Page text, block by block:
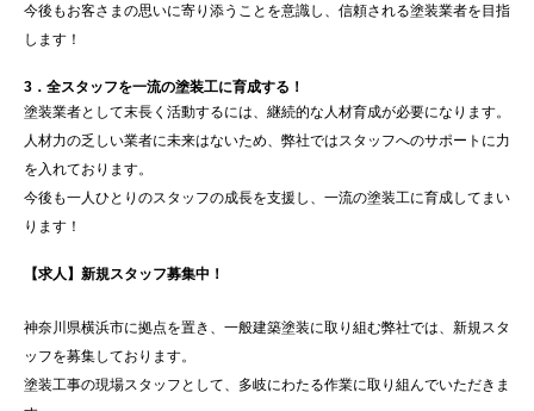
今後もお客さまの思いに寄り添うことを意識し、信頼される塗装業者を目指
します！
3．全スタッフを一流の塗装工に育成する！
塗装業者として末長く活動するには、継続的な人材育成が必要になります。
人材力の乏しい業者に未来はないため、弊社ではスタッフへのサポートに力
を入れております。
今後も一人ひとりのスタッフの成長を支援し、一流の塗装工に育成してまい
ります！
【求人】新規スタッフ募集中！
神奈川県横浜市に拠点を置き、一般建築塗装に取り組む弊社では、新規スタ
ッフを募集しております。
塗装工事の現場スタッフとして、多岐にわたる作業に取り組んでいただきま